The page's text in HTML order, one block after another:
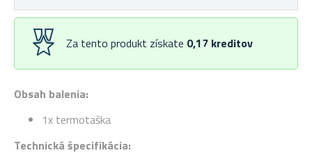
Obsah balenia:
1x termotaška
Technická špecifikácia:
Za tento produkt získate 0,17 kreditov